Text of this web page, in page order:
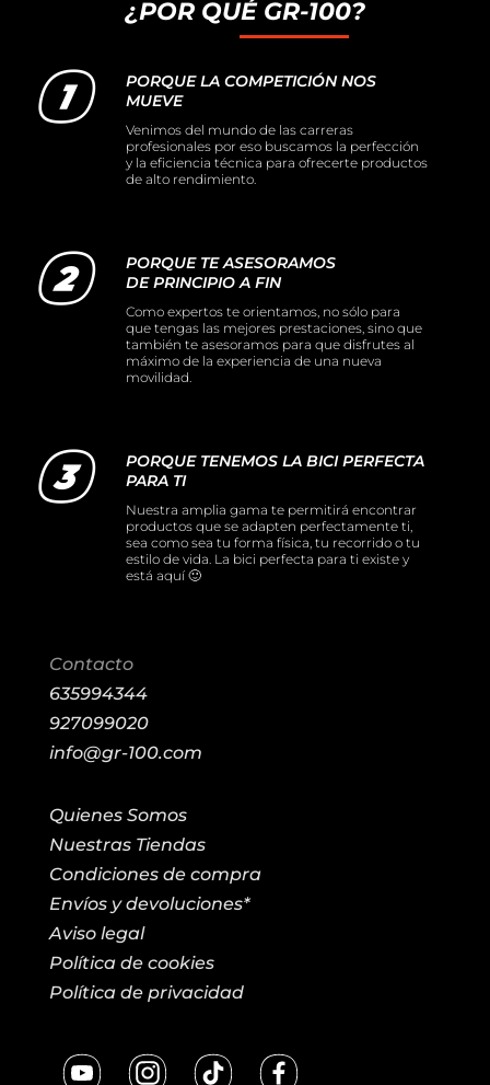
¿POR QUÉ GR-100?
PORQUE LA COMPETICIÓN NOS
MUEVE
Venimos del mundo de las carreras
profesionales por eso buscamos la perfección
y la eficiencia técnica para ofrecerte productos
de alto rendimiento.
PORQUE TE ASESORAMOS
DE PRINCIPIO A FIN
Como expertos te orientamos, no sólo para
que tengas las mejores prestaciones, sino que
también te asesoramos para que disfrutes al
máximo de la experiencia de una nueva
movilidad.
PORQUE TENEMOS LA BICI PERFECTA
PARA TI
Nuestra amplia gama te permitirá encontrar
productos que se adapten perfectamente ti,
sea como sea tu forma física, tu recorrido o tu
estilo de vida. La bici perfecta para ti existe y
está aquí 🙂
Contacto
635994344
927099020
info@gr-100.com
Quienes Somos
Nuestras Tiendas
Condiciones de compra
Envíos y devoluciones*
Aviso legal
Política de cookies
Política de privacidad